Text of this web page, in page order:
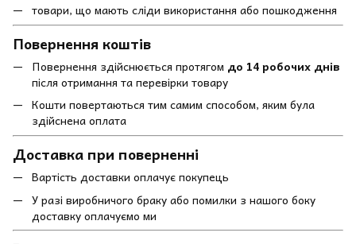
товари, що мають сліди використання або пошкодження
Повернення коштів
Повернення здійснюється протягом до 14 робочих днів
після отримання та перевірки товару
Кошти повертаються тим самим способом, яким була
здійснена оплата
Доставка при поверненні
Вартість доставки оплачує покупець
У разі виробничого браку або помилки з нашого боку
доставку оплачуємо ми